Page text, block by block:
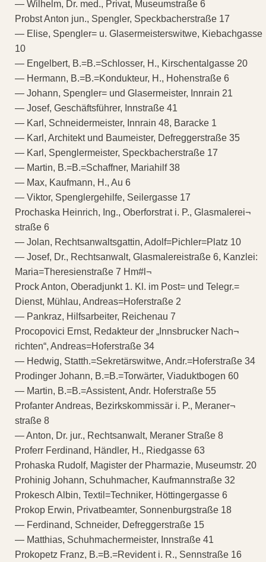
— Wilhelm, Dr. med., Privat, Museumstraße 6
Probst Anton jun., Spengler, Speckbacherstraße 17
— Elise, Spengler= u. Glasermeisterswitwe, Kiebachgasse
10
— Engelbert, B.=B.=Schlosser, H., Kirschentalgasse 20
— Hermann, B.=B.=Kondukteur, H., Hohenstraße 6
— Johann, Spengler= und Glasermeister, Innrain 21
— Josef, Geschäftsführer, Innstraße 41
— Karl, Schneidermeister, Innrain 48, Baracke 1
— Karl, Architekt und Baumeister, Defreggerstraße 35
— Karl, Spenglermeister, Speckbacherstraße 17
— Martin, B.=B.=Schaffner, Mariahilf 38
— Max, Kaufmann, H., Au 6
— Viktor, Spenglergehilfe, Seilergasse 17
Prochaska Heinrich, Ing., Oberforstrat i. P., Glasmalerei¬
straße 6
— Jolan, Rechtsanwaltsgattin, Adolf=Pichler=Platz 10
— Josef, Dr., Rechtsanwalt, Glasmalereistraße 6, Kanzlei:
Maria=Theresienstraße 7 Hm#l¬
Prock Anton, Oberadjunkt 1. Kl. im Post= und Telegr.=
Dienst, Mühlau, Andreas=Hoferstraße 2
— Pankraz, Hilfsarbeiter, Reichenau 7
Procopovici Ernst, Redakteur der „Innsbrucker Nach¬
richten“, Andreas=Hoferstraße 34
— Hedwig, Statth.=Sekretärswitwe, Andr.=Hoferstraße 34
Prodinger Johann, B.=B.=Torwärter, Viaduktbogen 60
— Martin, B.=B.=Assistent, Andr. Hoferstraße 55
Profanter Andreas, Bezirkskommissär i. P., Meraner¬
straße 8
— Anton, Dr. jur., Rechtsanwalt, Meraner Straße 8
Proferr Ferdinand, Händler, H., Riedgasse 63
Prohaska Rudolf, Magister der Pharmazie, Museumstr. 20
Prohinig Johann, Schuhmacher, Kaufmannstraße 32
Prokesch Albin, Textil=Techniker, Höttingergasse 6
Prokop Erwin, Privatbeamter, Sonnenburgstraße 18
— Ferdinand, Schneider, Defreggerstraße 15
— Matthias, Schuhmachermeister, Innstraße 41
Prokopetz Franz, B.=B.=Revident i. R., Sennstraße 16